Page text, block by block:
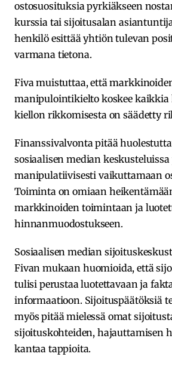
ostosuosituksia pyrkiäkseen
kurssia tai sijoitusalan
henkilö esittää yhtiön tulevan
varmana tietona.
Fiva muistuttaa, että
manipulointikielto koskee kaikkia
kiellon rikkomisesta on säädetty
Finanssivalvonta pitää
sosiaalisen median
manipulatiivisesti vaikuttamaan
Toiminta on omiaan
markkinoiden toimintaan ja
hinnanmuodostukseen.
Sosiaalisen median
Fivan mukaan huomioida, että
tulisi perustaa luotettavaan ja
informaatioon. Sijoituspäätöksiä
myös pitää mielessä omat
sijoituskohteiden, hajauttamisen
kantaa tappioita.